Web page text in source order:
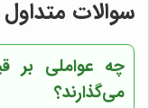
سوالات متداول
می‌گذارند؟